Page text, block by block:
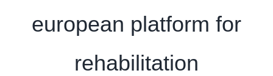
european platform for
rehabilitation